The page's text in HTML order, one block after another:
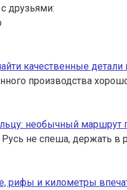
друзьями:
качественные детали
производства
необычный маршрут
не спеша, держать в
рифы и километры